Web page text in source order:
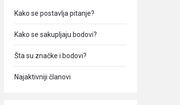
Kako se postavlja pitanje?
Kako se sakupljaju bodovi?
Šta su značke i bodovi?
Najaktivniji članovi